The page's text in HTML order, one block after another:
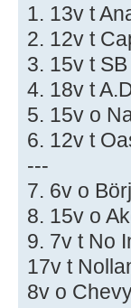
1. 13v t
2. 12v t
3. 15v t
4. 18v t
5. 15v o
6. 12v t
---
7. 6v o
8. 15v o
9. 7v t No
17v t
8v o